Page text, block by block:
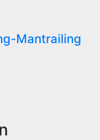
Mantrailing